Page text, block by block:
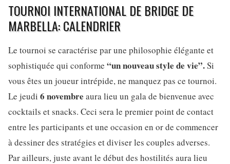
TOURNOI INTERNATIONAL DE BRIDGE DE
MARBELLA: CALENDRIER
Le tournoi se caractérise par une philosophie élégante et
sophistiquée qui conforme “un nouveau style de vie”.Si
vous êtes un joueur intrépide, ne manquez pas ce tournoi.
Le jeudi 6 novembre aura lieu un gala de bienvenue avec
cocktails et snacks. Ceci sera le premier point de contact
entre les participants et une occasion en or de commencer
à dessiner des stratégies et diviser les couples adverses.
Par ailleurs, juste avant le début des hostilités aura lieu